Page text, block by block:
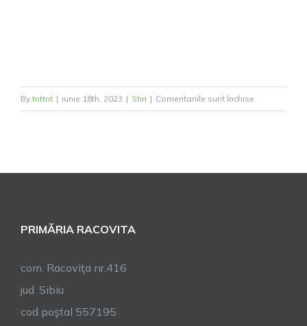
By tnttnt | iunie 18th, 2023 | Stiri | Comentariile sunt închise
Sebeșu
PRIMĂRIA RACOVITA
com. Racoviţa nr.416
jud. Sibiu
cod poştal 557195